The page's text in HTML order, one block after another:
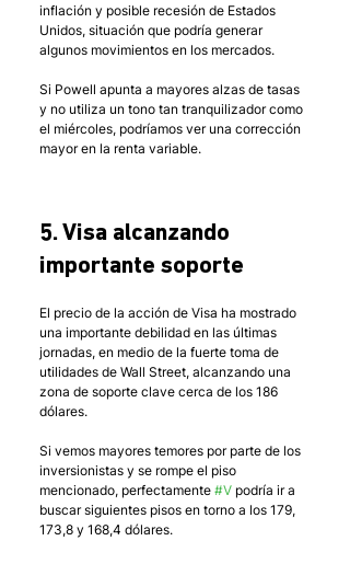
inflación y posible recesión de Estados
Unidos, situación que podría generar
algunos movimientos en los mercados.
Si Powell apunta a mayores alzas de tasas
y no utiliza un tono tan tranquilizador como
el miércoles, podríamos ver una corrección
mayor en la renta variable.
5. Visa alcanzando
importante soporte
El precio de la acción de Visa ha mostrado
una importante debilidad en las últimas
jornadas, en medio de la fuerte toma de
utilidades de Wall Street, alcanzando una
zona de soporte clave cerca de los 186
dólares.
Si vemos mayores temores por parte de los
inversionistas y se rompe el piso
mencionado, perfectamente #V podría ir a
buscar siguientes pisos en torno a los 179,
173,8 y 168,4 dólares.